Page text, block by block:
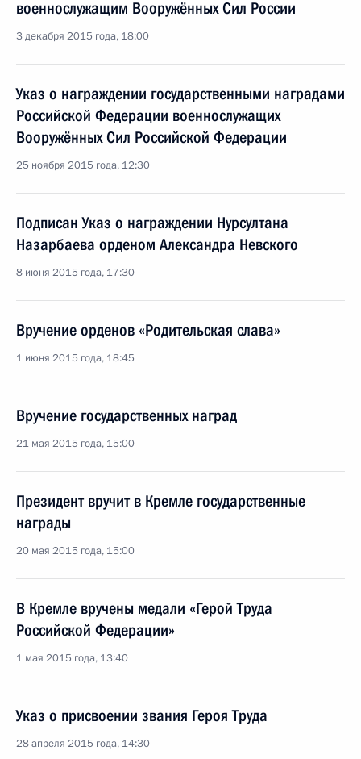
военнослужащим Вооружённых Сил России
3 декабря 2015 года, 18:00
Указ о награждении государственными наградами
Российской Федерации военнослужащих
Вооружённых Сил Российской Федерации
25 ноября 2015 года, 12:30
Подписан Указ о награждении Нурсултана
Назарбаева орденом Александра Невского
8 июня 2015 года, 17:30
Вручение орденов «Родительская слава»
1 июня 2015 года, 18:45
Вручение государственных наград
21 мая 2015 года, 15:00
Президент вручит в Кремле государственные
награды
20 мая 2015 года, 15:00
В Кремле вручены медали «Герой Труда
Российской Федерации»
1 мая 2015 года, 13:40
Указ о присвоении звания Героя Труда
28 апреля 2015 года, 14:30